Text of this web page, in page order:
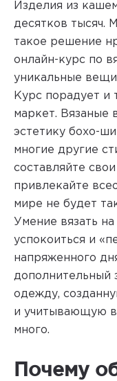
Изделия из
десятков тысяч.
такое решение
онлайн-курс по
уникальные вещи
Курс порадует и
маркет. Вязаные
эстетику бохо-
многие другие
составляйте
привлекайте
мире не будет
Умение вязать
успокоиться и
напряженного
дополнительный
одежду,
и учитывающую
много.
Почему